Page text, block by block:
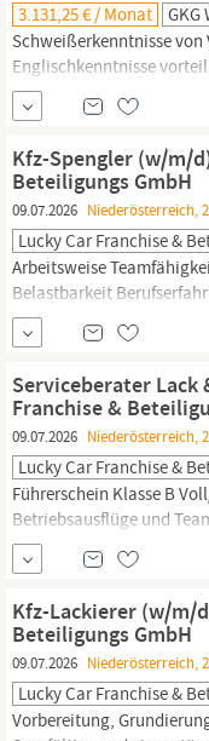
3.131,25 € / Monat GKG
Schweißerkenntnisse
Englischkenntnisse
Dienstbeginn: ab sofort
Das Mindestentgelt für die
beträgt EUR 3.131,25
Kfz-Spengler (w/m/
Beteiligungs GmbH
09.07.2026 Niederösterreich,
Lucky Car Franchise &
Arbeitsweise
Belastbarkeit
Teamevents –
Fundierte Aus- und
dein Wissen
familiären Strukturen
Serviceberater Lack
Franchise &
09.07.2026 Niederösterreich,
Lucky Car Franchise &
Führerschein Klasse B
Betriebsausflüge und
und Boxenstopps
Zusammenarbeit in
Strukturen und flachen
Kfz-Lackierer (w/m/
Beteiligungs GmbH
09.07.2026 Niederösterreich,
Lucky Car Franchise &
Vorbereitung,